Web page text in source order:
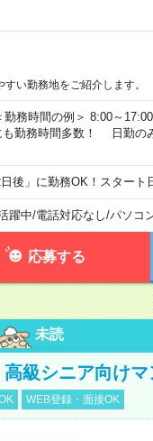
い勤務地をご紹介します。
務時間の例＞ 8:00～
勤務時間多数！ 日勤の
」に勤務OK！スタート
躍中/電話対応なし/パソコ
応募する
未読
級シニア向け
WEB登録・面接OK